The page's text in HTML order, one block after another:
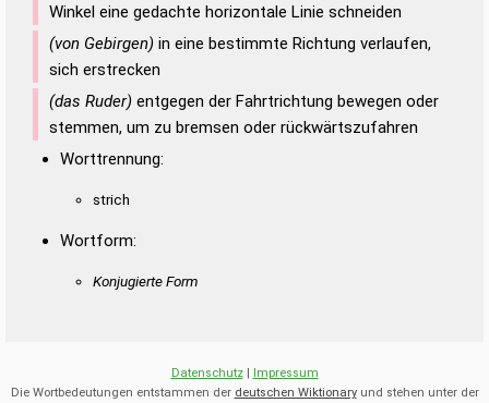
Winkel eine gedachte horizontale Linie schneiden
(von Gebirgen) in eine bestimmte Richtung verlaufen,
sich erstrecken
(das Ruder) entgegen der Fahrtrichtung bewegen oder
stemmen, um zu bremsen oder rückwärtszufahren
Worttrennung:
strich
Wortform:
Konjugierte Form
Datenschutz| Impressum
Die Wortbedeutungen entstammen der deutschen Wiktionaryund stehen unter der